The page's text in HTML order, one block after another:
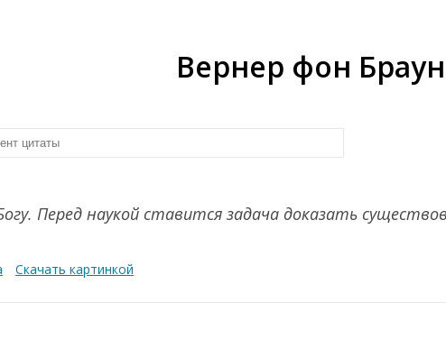
Вернер фон Браун
Перед наукой ставится задача доказать
Скачать картинкой